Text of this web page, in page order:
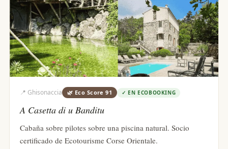
📍 Ghisonaccia 🌿 Eco Score91 ✓ EN ECOBOOKING
A Casetta di u Banditu
Cabaña sobre pilotes sobre una piscina natural. Socio
certificado de Ecotourisme Corse Orientale.